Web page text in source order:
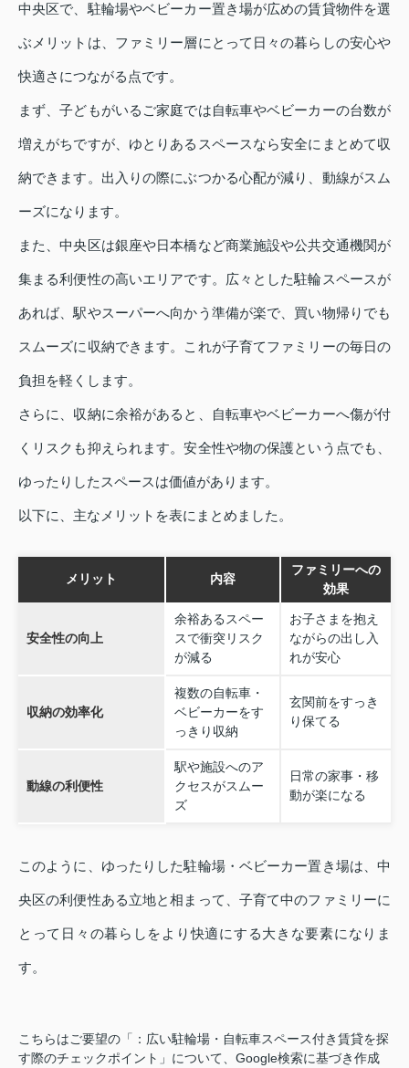
中央区で、駐輪場やベビーカー置き場が広めの賃貸物件を選
ぶメリットは、ファミリー層にとって日々の暮らしの安心や
快適さにつながる点です。
まず、子どもがいるご家庭では自転車やベビーカーの台数が
増えがちですが、ゆとりあるスペースなら安全にまとめて収
納できます。出入りの際にぶつかる心配が減り、動線がスム
ーズになります。
また、中央区は銀座や日本橋など商業施設や公共交通機関が
集まる利便性の高いエリアです。広々とした駐輪スペースが
あれば、駅やスーパーへ向かう準備が楽で、買い物帰りでも
スムーズに収納できます。これが子育てファミリーの毎日の
負担を軽くします。
さらに、収納に余裕があると、自転車やベビーカーへ傷が付
くリスクも抑えられます。安全性や物の保護という点でも、
ゆったりしたスペースは価値があります。
以下に、主なメリットを表にまとめました。
メリット 内容
ファミリーへの
効果
安全性の向上
余裕あるスペー
スで衝突リスク
が減る
お子さまを抱え
ながらの出し入
れが安心
収納の効率化
複数の自転車・
ベビーカーをす
っきり収納
玄関前をすっき
り保てる
動線の利便性
駅や施設へのア
クセスがスムー
ズ
日常の家事・移
動が楽になる
このように、ゆったりした駐輪場・ベビーカー置き場は、中
央区の利便性ある立地と相まって、子育て中のファミリーに
とって日々の暮らしをより快適にする大きな要素になりま
す。
こちらはご要望の「：広い駐輪場・自転車スペース付き賃貸を探
す際のチェックポイント」について、Google検索に基づき作成